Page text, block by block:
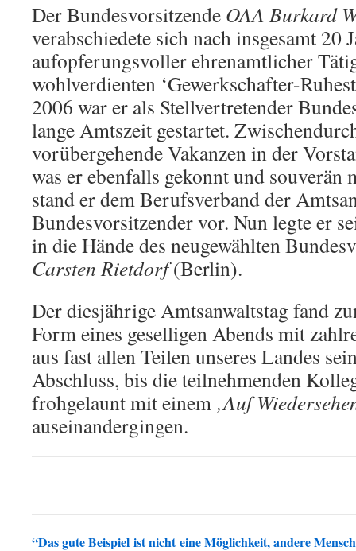
Der Bundesvorsitzende OAA Burkard
verabschiedete sich nach insgesamt 20
aufopferungsvoller ehrenamtlicher
wohlverdienten ‘Gewerkschafter-
2006 war er als Stellvertretender
lange Amtszeit gestartet.
vorübergehende Vakanzen in der
was er ebenfalls gekonnt und souverän
stand er dem Berufsverband der
Bundesvorsitzender vor. Nun legte er
in die Hände des neugewählten
Carsten Rietdorf(Berlin).
Der diesjährige Amtsanwaltstag fand
Form eines geselligen Abends mit
aus fast allen Teilen unseres Landes
Abschluss, bis die teilnehmenden
frohgelaunt mit einem ‚Auf
auseinandergingen.
“Das gute Beispiel ist nicht eine Möglichkeit, andere